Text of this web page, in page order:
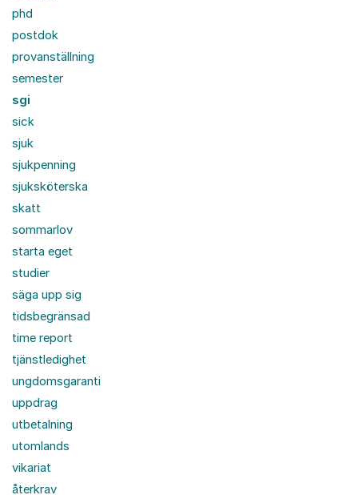
phd
postdok
provanställning
semester
sgi
sick
sjuk
sjukpenning
sjuksköterska
skatt
sommarlov
starta eget
studier
säga upp sig
tidsbegränsad
time report
tjänstledighet
ungdomsgaranti
uppdrag
utbetalning
utomlands
vikariat
återkrav